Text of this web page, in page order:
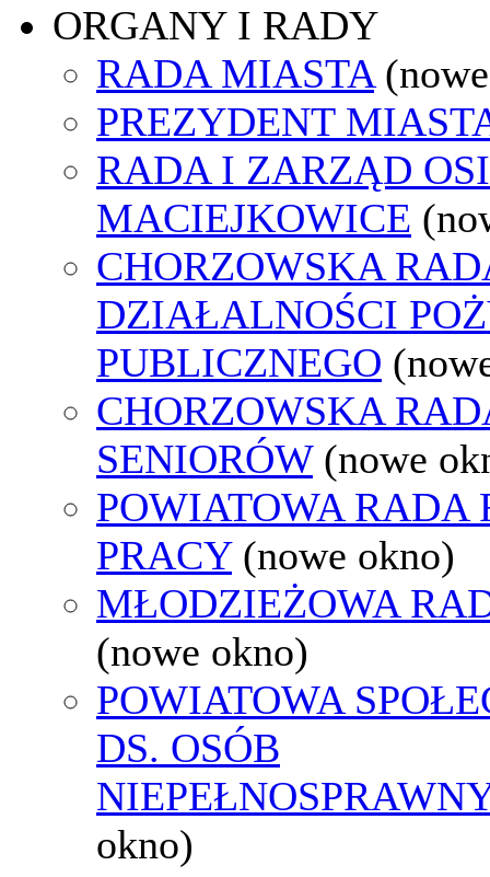
ORGANY I RADY
RADA MIASTA
PREZYDENT
RADA I ZARZĄD
MACIEJKOWICE
CHORZOWSKA
DZIAŁALNOŚCI
PUBLICZNEGO
CHORZOWSKA
SENIORÓW (nowe
POWIATOWA RADA
PRACY (nowe okno)
MŁODZIEŻOWA
(nowe okno)
POWIATOWA
DS. OSÓB
okno)